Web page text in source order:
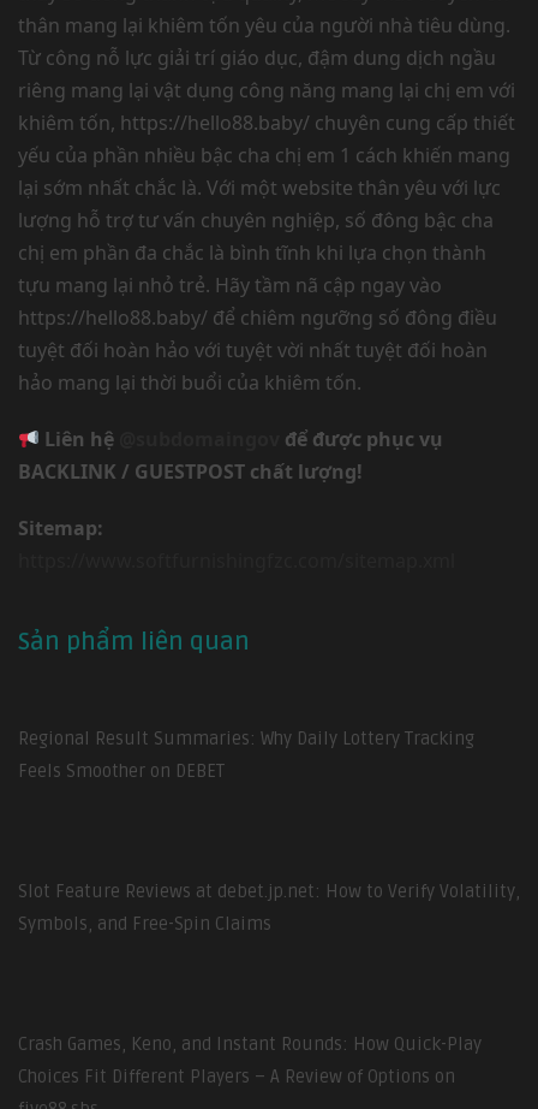
thân mang lại khiêm tốn yêu của người nhà tiêu dùng.
Từ công nỗ lực giải trí giáo dục, đậm dung dịch ngầu
riêng mang lại vật dụng công năng mang lại chị em với
khiêm tốn, https://hello88.baby/ chuyên cung cấp thiết
yếu của phần nhiều bậc cha chị em 1 cách khiến mang
lại sớm nhất chắc là. Với một website thân yêu với lực
lượng hỗ trợ tư vấn chuyên nghiệp, số đông bậc cha
chị em phần đa chắc là bình tĩnh khi lựa chọn thành
tựu mang lại nhỏ trẻ. Hãy tầm nã cập ngay vào
https://hello88.baby/ để chiêm ngưỡng số đông điều
tuyệt đối hoàn hảo với tuyệt vời nhất tuyệt đối hoàn
hảo mang lại thời buổi của khiêm tốn.
Liên hệ
để được phục vụ
BACKLINK / GUESTPOST chất lượng!
Sitemap:
Sản phẩm liên quan
Regional Result Summaries: Why Daily Lottery Tracking
Feels Smoother on DEBET
Slot Feature Reviews at debet.jp.net: How to Verify Volatility,
Symbols, and Free-Spin Claims
Crash Games, Keno, and Instant Rounds: How Quick-Play
Choices Fit Different Players – A Review of Options on